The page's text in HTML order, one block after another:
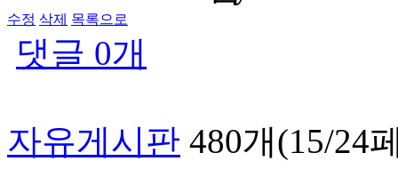
수정 삭제 목록으로
댓글 0개
자유게시판 480개(15/24